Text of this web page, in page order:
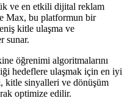
ve en etkili dijital reklam
Max, bu platformun bir
kitle ulaşma ve
sunar.
öğrenimi algoritmalarını
hedeflere ulaşmak için en iyi
kitle sinyalleri ve dönüşüm
optimize edilir.